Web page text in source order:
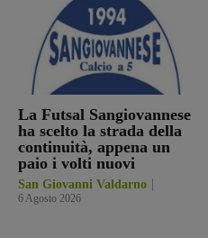
La Futsal Sangiovannese
ha scelto la strada della
continuità, appena un
paio i volti nuovi
San Giovanni Valdarno
6 Agosto 2026